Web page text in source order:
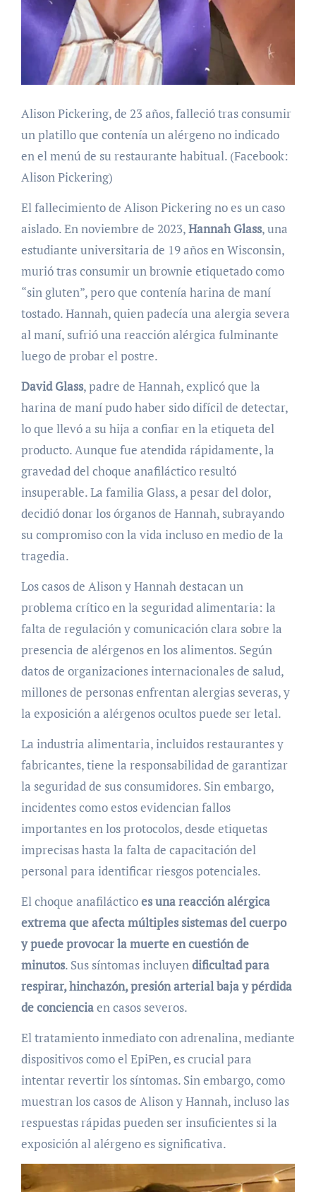
Alison Pickering, de 23 años, falleció tras consumir
un platillo que contenía un alérgeno no indicado
en el menú de su restaurante habitual. (Facebook:
Alison Pickering)
El fallecimiento de Alison Pickering no es un caso
aislado. En noviembre de 2023,Hannah Glass, una
estudiante universitaria de 19 años en Wisconsin,
murió tras consumir un brownie etiquetado como
“sin gluten”, pero que contenía harina de maní
tostado. Hannah, quien padecía una alergia severa
al maní, sufrió una reacción alérgica fulminante
luego de probar el postre.
David Glass, padre de Hannah, explicó que la
harina de maní pudo haber sido difícil de detectar,
lo que llevó a su hija a confiar en la etiqueta del
producto. Aunque fue atendida rápidamente, la
gravedad del choque anafiláctico resultó
insuperable. La familia Glass, a pesar del dolor,
decidió donar los órganos de Hannah, subrayando
su compromiso con la vida incluso en medio de la
tragedia.
Los casos de Alison y Hannah destacan un
problema crítico en la seguridad alimentaria: la
falta de regulación y comunicación clara sobre la
presencia de alérgenos en los alimentos. Según
datos de organizaciones internacionales de salud,
millones de personas enfrentan alergias severas, y
la exposición a alérgenos ocultos puede ser letal.
La industria alimentaria, incluidos restaurantes y
fabricantes, tiene la responsabilidad de garantizar
la seguridad de sus consumidores. Sin embargo,
incidentes como estos evidencian fallos
importantes en los protocolos, desde etiquetas
imprecisas hasta la falta de capacitación del
personal para identificar riesgos potenciales.
El choque anafilácticoes una reacción alérgica
extrema que afecta múltiples sistemas del cuerpo
y puede provocar la muerte en cuestión de
minutos. Sus síntomas incluyendificultad para
respirar, hinchazón, presión arterial baja y pérdida
de concienciaen casos severos.
El tratamiento inmediato con adrenalina, mediante
dispositivos como el EpiPen, es crucial para
intentar revertir los síntomas. Sin embargo, como
muestran los casos de Alison y Hannah, incluso las
respuestas rápidas pueden ser insuficientes si la
exposición al alérgeno es significativa.